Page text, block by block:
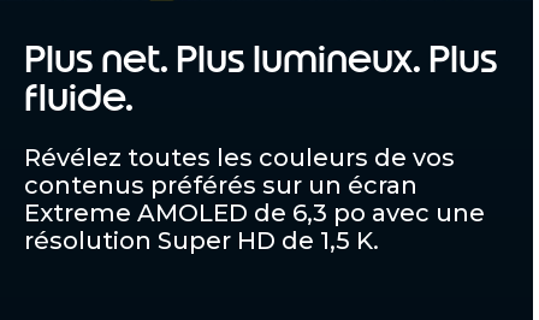
Plus net. Plus lumineux. Plus
fluide.
Révélez toutes les couleurs de vos
contenus préférés sur un écran
Extreme AMOLED de 6,3 po avec une
résolution Super HD de 1,5 K.